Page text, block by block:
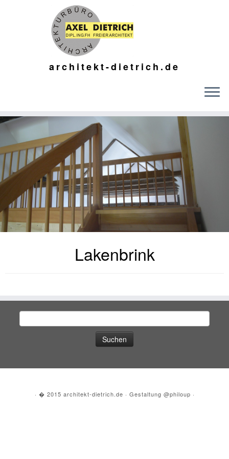
architekt-dietrich.de
Lakenbrink
· � 2015 architekt-dietrich.de · Gestaltung @philoup ·